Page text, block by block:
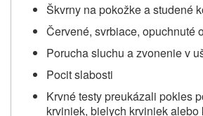
Škvrny na pokožke a studené
Červené, svrbiace, opuchnuté
Porucha sluchu a zvonenie v
Pocit slabosti
Krvné testy preukázali pokles
krviniek, bielych krviniek